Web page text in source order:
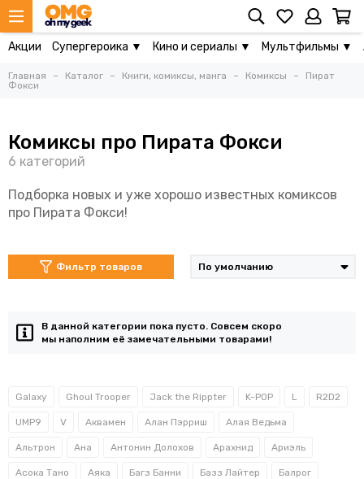
Акции Супергероика ▼ Кино и сериалы ▼ Мультфильмы ▼
Главная Каталог Книги, комиксы, манга Комиксы
Пират
Фокси
Комиксы про Пирата Фокси
Подборка новых и уже хорошо известных комиксов
про Пирата Фокси!
Фильтр товаров
В данной категории пока пусто. Совсем скоро
мы наполним её замечательными товарами!
Galaxy Ghoul Trooper Jack the Rippter K-POP L R2D2
UMP9 V Аквамен Алан Пэрриш Алая Ведьма
Альтрон Ана Антонин Долохов Арахнид Ариэль
Асока Тано Аяка Багз Банни Базз Лайтер Балрог